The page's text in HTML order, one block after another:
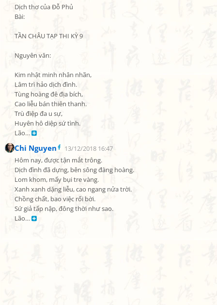
Dịch thơ của Đỗ Phủ
Bài:
TẦN CHÂU TẠP THI KỲ 9
Nguyên văn:
Kim nhật minh nhân nhãn,
Lâm trì hảo dịch đình.
Tùng hoàng đê địa bích,
Cao liễu bán thiên thanh.
Trù điệp đa u sự,
Huyên hô diệp sứ tình.
Lão…
Chi Nguyen
13/12/2018 16:47
Hôm nay, được tận mắt trông.
Dịch đình đã dựng, bên sông đàng hoàng.
Lom khom, mấy bụi tre vàng.
Xanh xanh dặng liễu, cao ngang nửa trời.
Chồng chất, bao việc rối bời.
Sứ giả tấp nập, đông thời như sao.
Lão…